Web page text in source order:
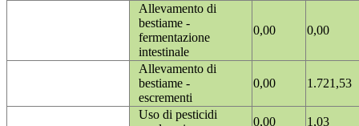
Allevamento di
bestiame -
fermentazione
intestinale
0,00 0,00
Allevamento di
bestiame -
escrementi
0,00 1.721,53
Uso di pesticidi
0,00 1,03